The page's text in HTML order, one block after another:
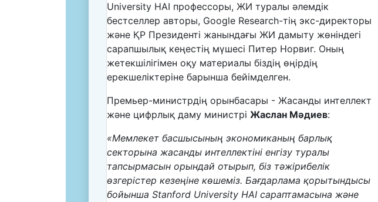
University HAI профессоры, ЖИ туралы әлемдік
бестселлер авторы, Google Research-тің экс-директоры
және ҚР Президенті жанындағы ЖИ дамыту жөніндегі
сарапшылық кеңестің мүшесі Питер Норвиг. Оның
жетекшілігімен оқу материалы біздің өңірдің
ерекшеліктеріне барынша бейімделген.
Премьер-министрдің орынбасары - Жасанды интеллект
және цифрлық даму министрі Жаслан Мәдиев:
«Мемлекет басшысының экономиканың барлық
секторына жасанды интеллектіні енгізу туралы
тапсырмасын орындай отырып, біз тәжірибелік
өзгерістер кезеңіне көшеміз. Бағдарлама қорытындысы
бойынша Stanford University HAI сараптамасына және